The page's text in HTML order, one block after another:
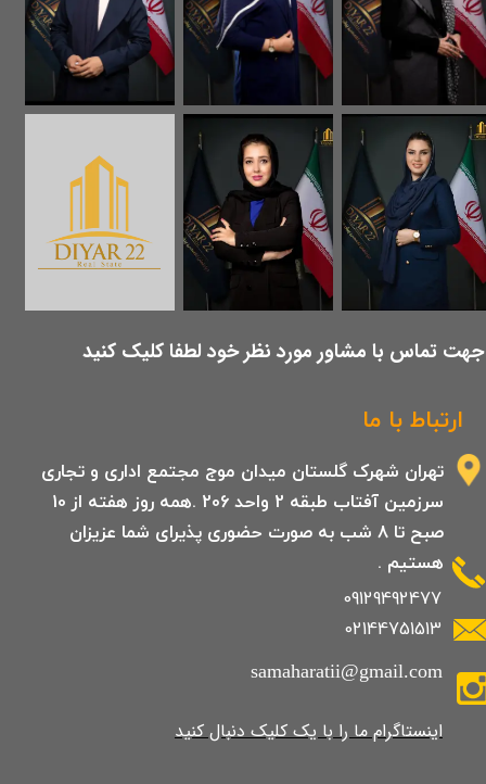
ارتباط با ما
09129492477
02144751513
تهران شهرک گلستان میدان موج مجتمع اداری و تجاری
سرزمین آفتاب طبقه 2 واحد 206 .همه روز هفته از 10
صبح تا 8 شب به صورت حضوری پذیرای شما عزیزان
هستیم .
samaharatii@gmail.com
​​​​​​​​​اینستاگرام ما را با یک کلیک دنبال کنید
​جهت تماس با مشاور مورد نظر خود لطفا کلیک کنید